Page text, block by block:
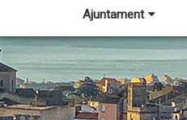
Ajuntament